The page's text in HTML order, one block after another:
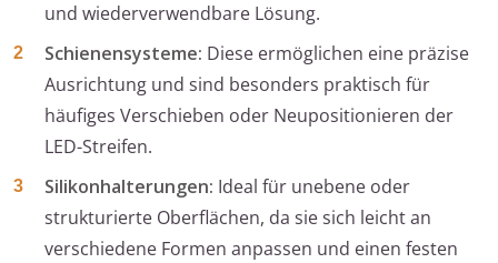
und wiederverwendbare Lösung.
Schienensysteme: Diese ermöglichen eine präzise
Ausrichtung und sind besonders praktisch für
häufiges Verschieben oder Neupositionieren der
LED-Streifen.
Silikonhalterungen: Ideal für unebene oder
strukturierte Oberflächen, da sie sich leicht an
verschiedene Formen anpassen und einen festen